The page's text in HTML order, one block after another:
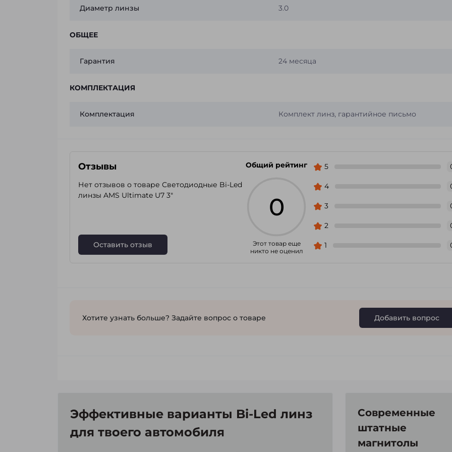
Диаметр линзы 3.0
ОБЩЕЕ
Гарантия 24 месяца
КОМПЛЕКТАЦИЯ
Комплектация Комплект линз, гарантийное письмо
Отзывы
Нет отзывов о товаре Светодиодные Bi-Led
линзы AMS Ultimate U7 3"
Оставить отзыв
Общий рейтинг
0
Этот товар еще
никто не оценил
5
4
3
2
1
Хотите узнать больше? Задайте вопрос о товаре Добавить вопрос
Эффективные варианты Bi-Led линз
для твоего автомобиля
Современные
штатные
магнитолы